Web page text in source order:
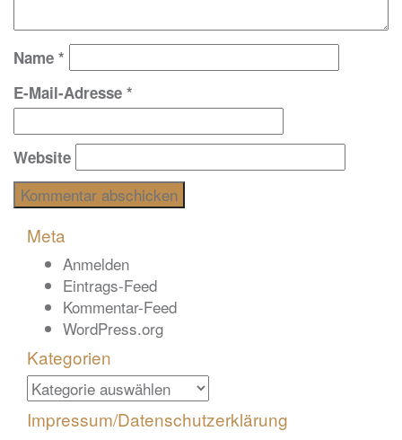
Name *
E-Mail-Adresse *
Website
Meta
Anmelden
Eintrags-Feed
Kommentar-Feed
WordPress.org
Kategorien
Kategorien
Impressum/Datenschutzerklärung